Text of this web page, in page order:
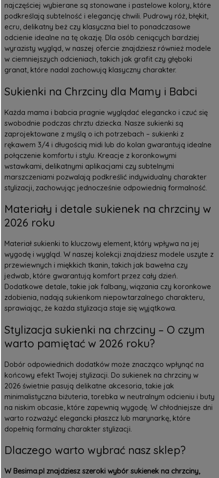
najczęściej wybierane są stonowane i pastelowe kolory, które
podkreślają subtelność i elegancję chwili. Pudrowy róż, błękit,
ecru, delikatny beż czy klasyczna biel to ponadczasowe
odcienie idealne na tę okazję. Dla osób ceniących bardziej
wyrazisty wygląd, w naszej ofercie znajdziesz również modele
w ciemniejszych odcieniach, takich jak grafit czy głęboki
granat, które nadal zachowują klasyczny charakter.
Sukienki na Chrzciny dla Mamy i Babci
Każda mama i babcia pragnie wyglądać elegancko i czuć się
swobodnie podczas chrztu dziecka. Nasze sukienki są
zaprojektowane z myślą o ich potrzebach – sukienki z
rękawem 3/4 i długością midi lub do kolan gwarantują idealne
połączenie komfortu i stylu. Kreacje z koronkowymi
wstawkami, delikatnymi aplikacjami czy subtelnymi
marszczeniami pozwalają podkreślić indywidualny charakter
stylizacji, zachowując jednocześnie odpowiednią formalność.
Materiały i detale sukienek na chrzciny w
2026 roku
Materiał sukienki to kluczowy element, który wpływa na jej
wygodę i wygląd. W naszej kolekcji znajdziesz modele uszyte z
przewiewnych i miękkich tkanin, takich jak bawełna czy
jedwab, które gwarantują komfort przez cały dzień.
Dodatkowe detale, takie jak falbany, wiązania czy koronkowe
zdobienia, nadają sukienkom niepowtarzalnego charakteru,
sprawiając, że każda stylizacja staje się wyjątkowa.
Stylizacja sukienki na chrzciny – O czym
warto pamiętać w 2026 roku?
Dobór odpowiednich dodatków może znacząco wpłynąć na
końcowy efekt Twojej stylizacji. Do sukienek na chrzciny w
2026 świetnie pasują delikatne akcesoria, takie jak
minimalistyczna biżuteria, torebka w neutralnym odcieniu i buty
na niskim obcasie, które zapewnią wygodę. W chłodniejsze dni
warto rozważyć elegancki płaszcz lub marynarkę, które
dopełnią formalny charakter stylizacji.
Dlaczego warto wybrać nasz sklep?
W Besima.pl znajdziesz szeroki wybór sukienek na chrzciny,